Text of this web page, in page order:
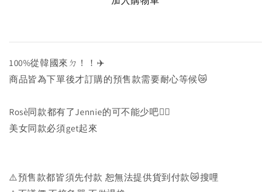
100%從韓國來ㄉ！！✈️
商品皆為下單後才訂購的預售款需要耐心等候😿
Rosè同款都有了Jennie的可不能少吧✊🏻
美女同款必須get起來
⚠️預售款都皆須先付款 恕無法提供貨到付款😿搜哩